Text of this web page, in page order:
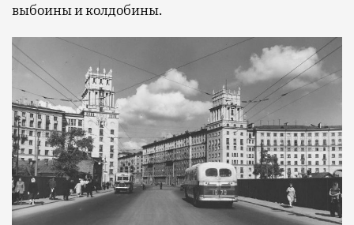
выбоины и колдобины.